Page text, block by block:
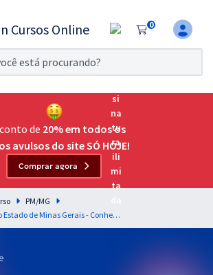
0
11
Teste grátis por 7 dias!
Até Passar
preparação para o Exame da
e intensiva para as principais
do Brasil
de 20% em todos os
avulsos do site SÓ HOJE!
Comprar agora
PM/MG
PM MG - Polícia Militar do Estado de Minas Gerais - Conhecimentos Básicos para os Cargos de Oficiais de Saúde (CCOS)